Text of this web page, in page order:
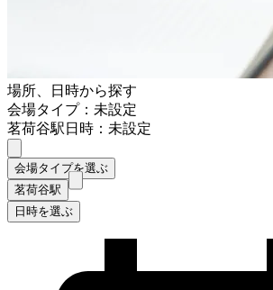
場所、日時から探す
会場タイプ：未設定
茗荷谷駅日時：未設定
会場タイプを選ぶ
茗荷谷駅
日時を選ぶ